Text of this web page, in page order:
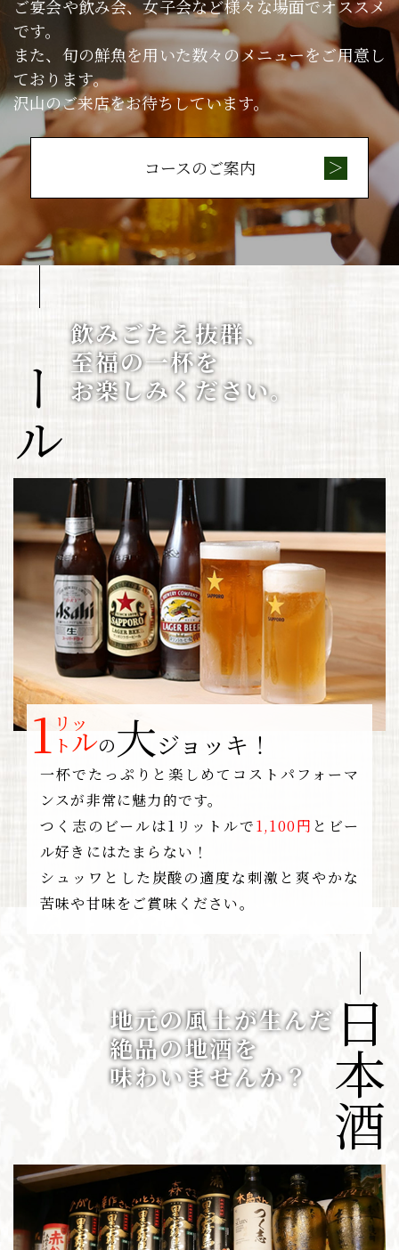
ご宴会や飲み会、女子会など様々な場面でオススメ
です。
また、旬の鮮魚を用いた数々のメニューをご用意し
ております。
沢山のご来店をお待ちしています。
コースのご案内
ビール飲みごたえ抜群、
至福の一杯を
​​​​​​​お楽しみください。
1 リッ
​​​​​​​トルの大ジョッキ！
一杯でたっぷりと楽しめてコストパフォーマ
ンスが非常に魅力的です。
つく志のビールは1リットルで1,100円 とビー
ル好きにはたまらない！
シュッワとした炭酸の適度な刺激と爽やかな
苦味や甘味をご賞味ください。​​​​​​​
日本酒
地元の風土が生んだ
絶品の地酒を
​​​​​​​味わいませんか？